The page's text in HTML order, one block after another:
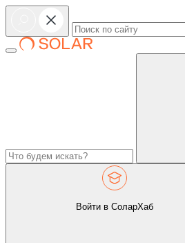
Войти в СоларХаб